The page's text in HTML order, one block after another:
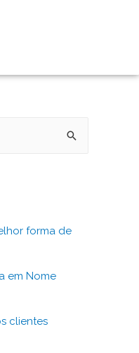
forma de
em Nome
clientes